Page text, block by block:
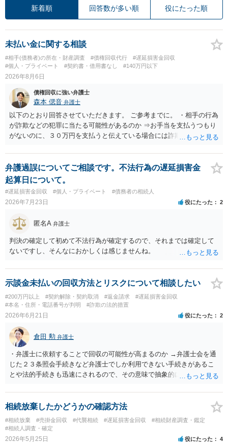
新着順 回答数が多い順 役にたった順
未払い金に関する相談
#相手(債務者)の所在・財産調査 #債権回収代行
#遅延損害金回収
#個人・プライベート
#契約書・借用書なし #140万円以下
2026年8月6日
債権回収に強い弁護士
森本 偲音 弁護士
以下のとおり回答させていただきます。 ご参考までに。 ・相手の行為
が詐欺などの犯罪に当たる可能性があるのか ⇒お手当を支払うつもり
がないのに、３０万円を支払うと伝えている場合には詐欺罪に該当す
段が取れるのか ⇒契約に基づく履行請求として３０万円を請求するこ
とが考えられますが、 パパ活の契約は、売春防止法に抵触する契約
であるため、公序良俗に反する契約として 民法上無効（民法９０
条）となるため、相手方に請求できない可能性が高いです。 ・相手の
氏名や住所が分からない状態でも対応可能なのか ⇒訴訟等の裁判上の
手続を利用する場合には、原則として相手方の住所・氏名を把握して
いる必要があります。
弁護過誤についてご相談です。不法行為の遅延損害金
起算日について。
#遅延損害金回収 #個人・プライベート #債務者の相続人
2026年7月23日 役にたった 2
匿名A 弁護士
判決の確定して初めて不法行為が確定するので、それまでは確定して
ないですし、そんなにおかしくは感じませんね。
示談金未払いの回収方法とリスクについて相談したい
#200万円以上 #契約解除・契約取消 #返金請求
#遅延損害金回収
#本名・住所・電話番号が判明
#詐欺の法的措置
2026年6月21日 役にたった 2
倉田 勲 弁護士
・弁護士に依頼することで回収の可能性が高まるのか →弁護士会を通
じた２３条照会手続きなど弁護士でしか利用できない手続きがあるこ
とや法的手続きも迅速にされるので、その意味で抽象的にはご本人が
があるのか →裁判や強制執行手続きなどは書類や手続きを踏めば本人
でも進めることは可能です。 ・財産調査としてどのようなことが可能
なのか →一般的には裁判手続き後の財産開示手続きや第三者に対する
情報取得手続き等があります。 ・相手に資力がない場合はどうなるの
か →強制執行手続きを利用しても相手に資力がなければ利用できませ
相続放棄したかどうかの確認方法
#相続放棄 #売掛金回収 #代襲相続 #遅延損害金回収
#相続財産調査・鑑定
#相続人調査・確定
2026年5月25日 役にたった 4